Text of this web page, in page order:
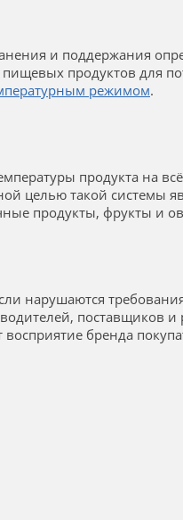
и поддержания
продуктов для
режимом.
продукта на
целью такой системы
продукты, фрукты и
нарушаются
поставщиков и
бренда